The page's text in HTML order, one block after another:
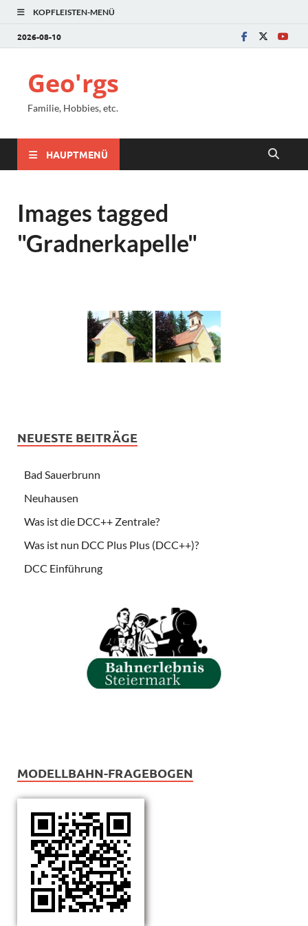
KOPFLEISTEN-MENÜ
2026-08-10
Geo'rgs
Familie, Hobbies, etc.
HAUPTMENÜ
Images tagged
"Gradnerkapelle"
NEUESTE BEITRÄGE
Bad Sauerbrunn
Neuhausen
Was ist die DCC++ Zentrale?
Was ist nun DCC Plus Plus (DCC++)?
DCC Einführung
MODELLBAHN-FRAGEBOGEN